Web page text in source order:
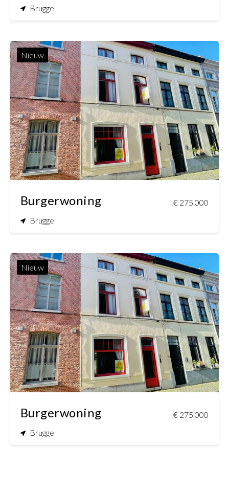
Brugge
Nieuw
77 m² 160 m²
Burgerwoning
€ 275.000
Brugge
Nieuw
77 m² 160 m²
Burgerwoning
€ 275.000
Brugge